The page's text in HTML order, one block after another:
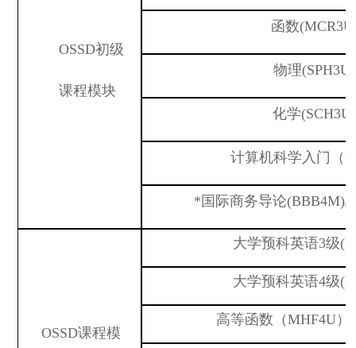
OSSD初级
课程模块
函数(MCR3U
物理(SPH3U)
化学(SCH3U)
计算机科学入门（
* 国际商务导论(BBB4M)/
OSSD课程模
大学预科英语3级
大学预科英语4级
高等函数（MHF4U）